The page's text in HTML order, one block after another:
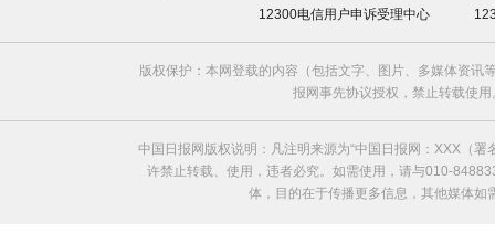
12300电信用户申诉受理中心
版权保护：本网登载的内容（包括文字、图片、多媒体资
报网事先协议授权，禁止转载使
中国日报网版权说明：凡注明来源为“中国日报网：XXX（
许禁止转载、使用，违者必究。如需使用，请与010-
体，目的在于传播更多信息，其他媒体